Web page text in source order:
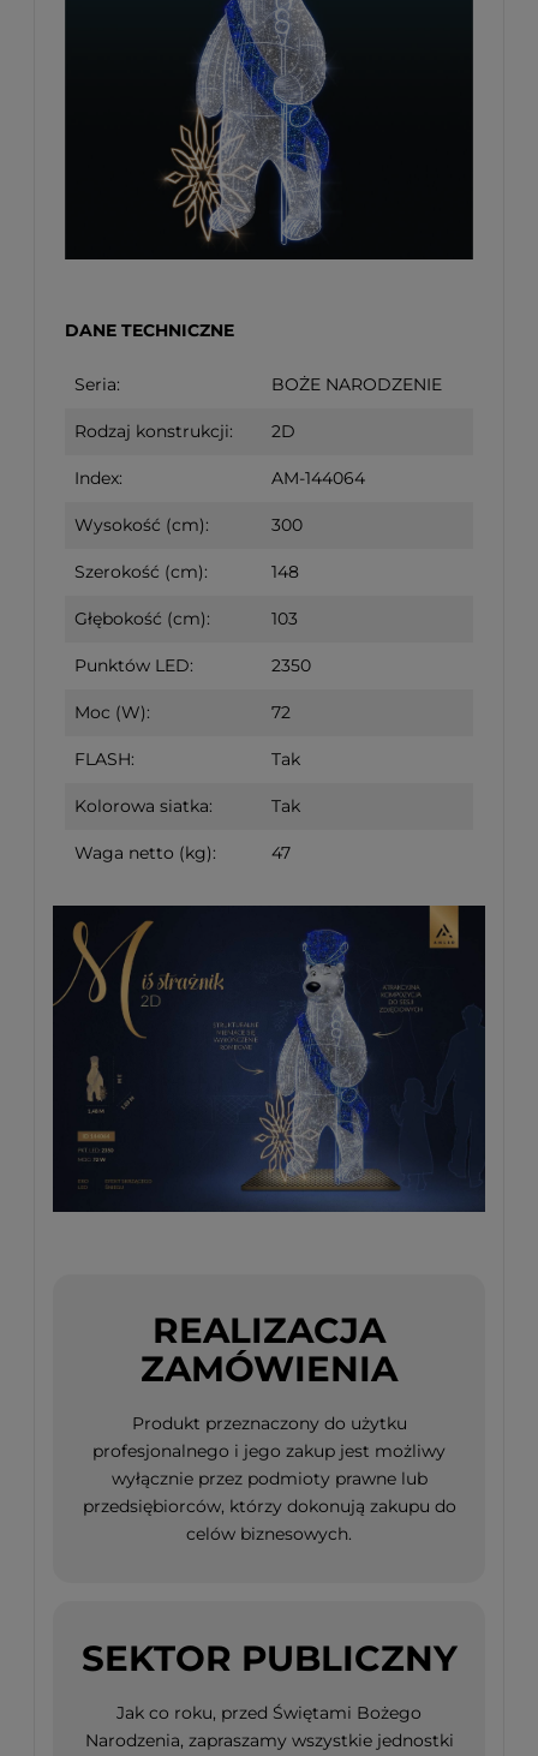
DANE TECHNICZNE
Seria: BOŻE NARODZENIE
Rodzaj konstrukcji: 2D
Index: AM-144064
Wysokość (cm): 300
Szerokość (cm): 148
Głębokość (cm): 103
Punktów LED: 2350
Moc (W): 72
FLASH: Tak
Kolorowa siatka: Tak
Waga netto (kg): 47
REALIZACJA
ZAMÓWIENIA
Produkt przeznaczony do użytku
profesjonalnego i jego zakup jest możliwy
wyłącznie przez podmioty prawne lub
przedsiębiorców, którzy dokonują zakupu do
celów biznesowych.
SEKTOR PUBLICZNY
Jak co roku, przed Świętami Bożego
Narodzenia, zapraszamy wszystkie jednostki